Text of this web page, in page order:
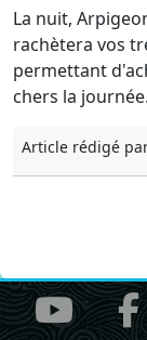
La nuit,
rachètera vos
permettant
chers la journée.
Article rédigé